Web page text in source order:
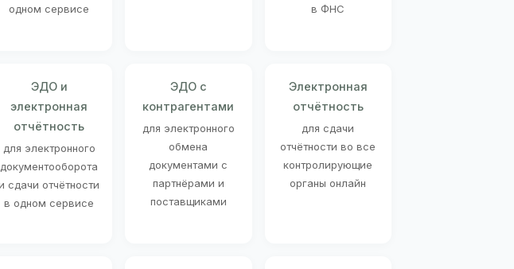
одном сервисе
в ФНС
ЭДО и
электронная
отчётность
для электронного
документооборота
сдачи отчётности
в одном сервисе
ЭДО с
контрагентами
для электронного
обмена
документами с
партнёрами и
поставщиками
Электронная
отчётность
для сдачи
отчётности во все
контролирующие
органы онлайн